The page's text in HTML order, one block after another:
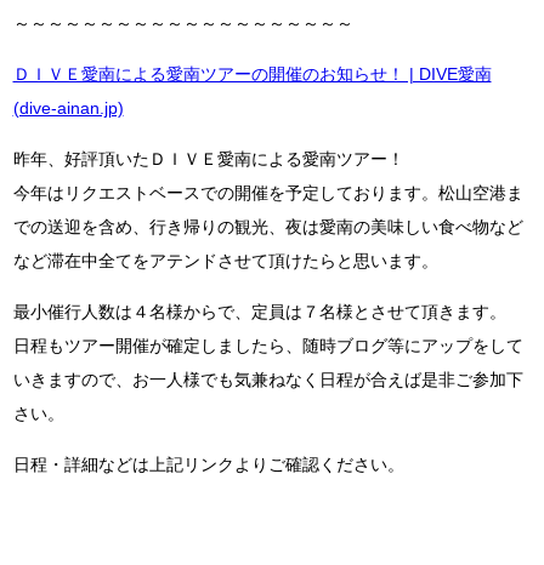
～～～～～～～～～～～～～～～～～～～～
ＤＩＶＥ愛南による愛南ツアーの開催のお知らせ！ | DIVE愛南
(dive-ainan.jp)
昨年、好評頂いたＤＩＶＥ愛南による愛南ツアー！
今年はリクエストベースでの開催を予定しております。松山空港ま
での送迎を含め、行き帰りの観光、夜は愛南の美味しい食べ物など
など滞在中全てをアテンドさせて頂けたらと思います。
最小催行人数は４名様からで、定員は７名様とさせて頂きます。
日程もツアー開催が確定しましたら、随時ブログ等にアップをして
いきますので、お一人様でも気兼ねなく日程が合えば是非ご参加下
さい。
日程・詳細などは上記リンクよりご確認ください。